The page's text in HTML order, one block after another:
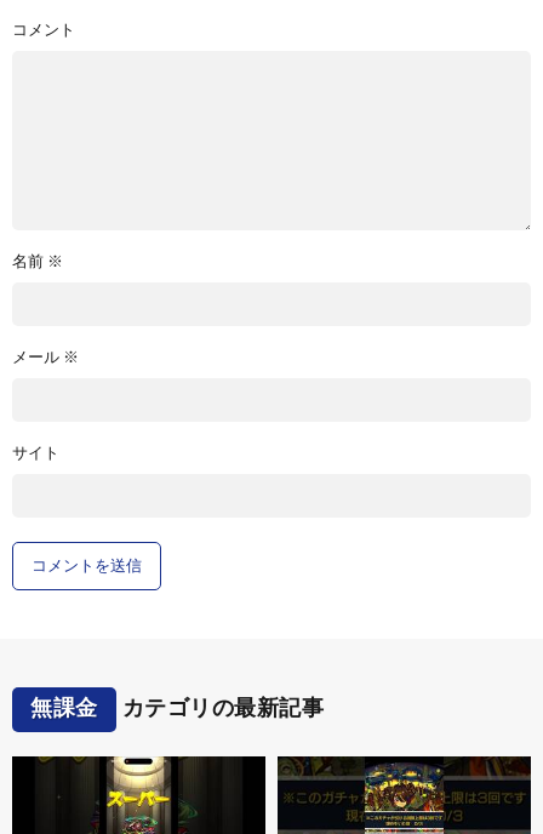
コメント
名前 ※
メール ※
サイト
無課金 カテゴリの最新記事